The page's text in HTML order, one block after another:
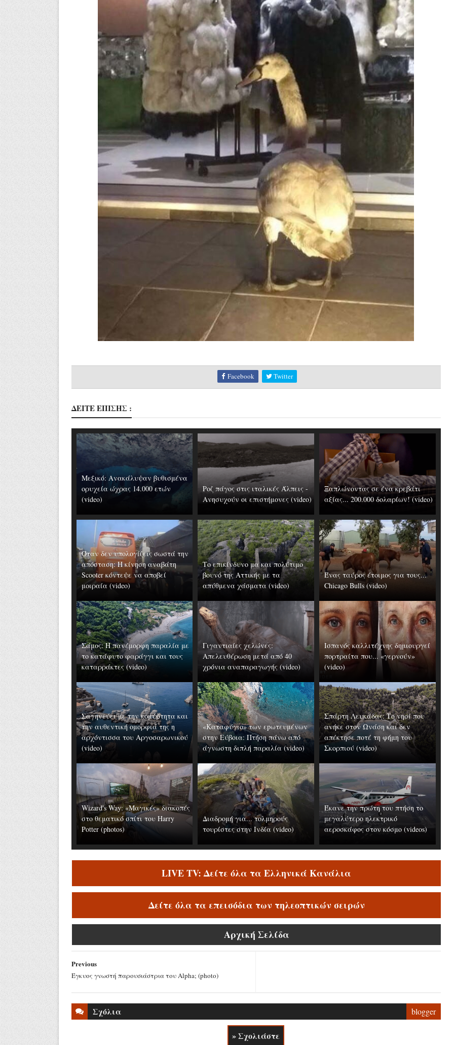
Facebook Twitter
ΔΕΙΤΕ ΕΠΙΣΗΣ :
Μεξικό: Ανακάλυψαν βυθισμένα
ορυχεία ώχρας 14.000 ετών
(video)
Ροζ πάγος στις ιταλικές Άλπεις -
Ανησυχούν οι επιστήμονες (video)
Ξαπλώνοντας σε ένα κρεβάτι
αξίας... 200.000 δολαρίων! (video)
Όταν δεν υπολογίζεις σωστά την
απόσταση: Η κίνηση αναβάτη
Scooter κόντεψε να αποβεί
μοιραία (video)
Το επικίνδυνο μα και πολύτιμο
βουνό της Αττικής με τα
απύθμενα χάσματα (video)
Ένας ταύρος έτοιμος για τους...
Chicago Bulls (video)
Σάμος: Η πανέμορφη παραλία με
το κατάφυτο φαράγγι και τους
καταρράκτες (video)
Γιγαντιαίες χελώνες:
Απελευθέρωση μετά από 40
χρόνια αναπαραγωγής (video)
Ισπανός καλλιτέχνης δημιουργεί
πορτραίτα που... «γερνούν»
(video)
Σαγηνεύει με την κομψότητα και
την αυθεντική ομορφιά της η
αρχόντισσα του Αργοσαρωνικού
(video)
«Καταφύγιο» των εpωτευμένων
στην Εύβοια: Πτήση πάνω από
άγνωστη διπλή παραλία (video)
Σπάρτη Λευκάδας: Το νησί που
ανήκε στον Ωνάση και δεν
απέκτησε ποτέ τη φήμη του
Σκορπιού (video)
Wizard's Way: «Μαγικές» διακοπές
στο θεματικό σπίτι του Harry
Potter (photos)
Διαδρομή για... τολμηρούς
τουρίστες στην Ινδία (video)
Έκανε την πρώτη του πτήση το
μεγαλύτερο ηλεκτρικό
αεροσκάφος στον κόσμο (videos)
LIVE TV: Δείτε όλα τα Ελληνικά Κανάλια
Δείτε όλα τα επεισόδια των τηλεοπτικών σειρών
Αρχική Σελίδα
Previous
Έγκυος γνωστή παρουσιάστρια του Alpha; (photo)
Σχόλια blogger
» Σχολιάστε